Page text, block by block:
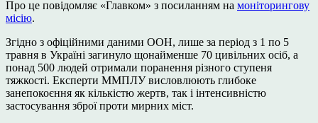
Про це повідомляє «Главком» з посиланням на моніторингову
місію.
Згідно з офіційними даними ООН, лише за період з 1 по 5
травня в Україні загинуло щонайменше 70 цивільних осіб, а
понад 500 людей отримали поранення різного ступеня
тяжкості. Експерти ММПЛУ висловлюють глибоке
занепокоєння як кількістю жертв, так і інтенсивністю
застосування зброї проти мирних міст.